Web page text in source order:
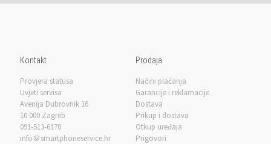
Kontakt
Provjera statusa
Uvjeti servisa
Avenija Dubrovnik 16
10 000 Zagreb
091-513-6170
info＠smartphoneservice.hr
Prodaja
Načini plaćanja
Garancije i reklamacije
Dostava
Prikup i dostava
Otkup uređaja
Prigovori